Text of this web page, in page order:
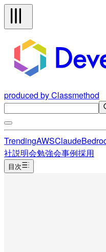
produced by Classmethod
TrendingAWSClaude
社説明会勉強会事例採用
目次